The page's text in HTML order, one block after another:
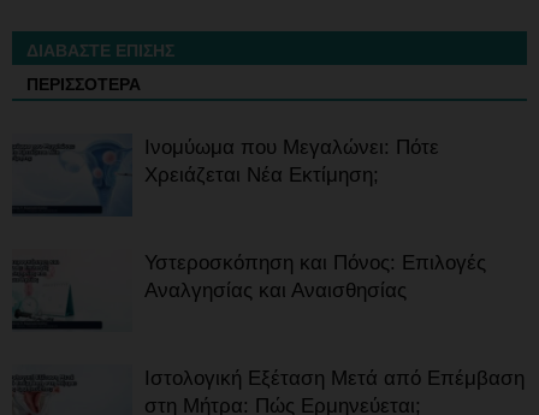
ΔΙΑΒΑΣΤΕ ΕΠΙΣΗΣ
ΠΕΡΙΣΣΟΤΕΡΑ
Ινομύωμα που Μεγαλώνει: Πότε
Χρειάζεται Νέα Εκτίμηση;
Υστεροσκόπηση και Πόνος: Επιλογές
Αναλγησίας και Αναισθησίας
Ιστολογική Εξέταση Μετά από Επέμβαση
στη Μήτρα: Πώς Ερμηνεύεται;